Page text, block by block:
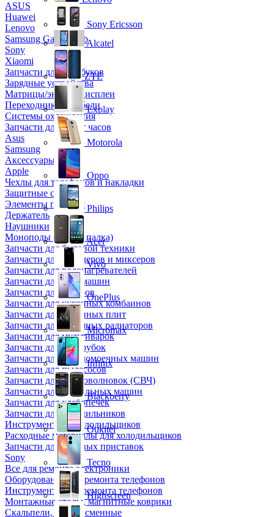
ASUS
Huawei
Lenovo
Samsung Galaxy Tab
Sony
Xiaomi
Запчасти для ноутбуков
Зарядные устройства
Матрицы/экраны/дисплеи
Переходники и кабели
Системы охлаждения
Запчасти для смарт часов
Asus
Samsung
Аксессуары
Apple
Чехлы для телефонов и накладки
Защитные стекла
Элементы питания
Держатель
Наушники
Моноподы (Селфи палка)
Запчасти для бытовой техники
Запчасти для блендеров и миксеров
Запчасти для водонагревателей
Запчасти для кофемашин
Запчасти для кулеров
Запчасти для кухонных комбаинов
Запчасти для кухонных плит
Запчасти для масляных радиаторов
Запчасти для мультиварок
Запчасти для мясорубок
Запчасти для посудомоечных машин
Запчасти для пылесосов
Запчасти для микроволновок (СВЧ)
Запчасти для стиральных машин
Запчасти для хлебопечек
Запчасти для холодильников
Инструмент для холодильщиков
Расходные материалы для холодильщиков
Запчасти для игровых приставок
Sony
Все для ремонта электроники
Оборудование для ремонта телефонов
Инструменты для ремонта телефонов
Монтажные столы, магнитные коврики
Скальпели, лезвия сменные
Sony Ericsson
Alcatel
ZTE
Explay
Motorola
Oppo
Philips
Acer
Vivo
OnePlus
Micromax
Infinix
Blackberry
Oukitel
Tecno
Highscreen